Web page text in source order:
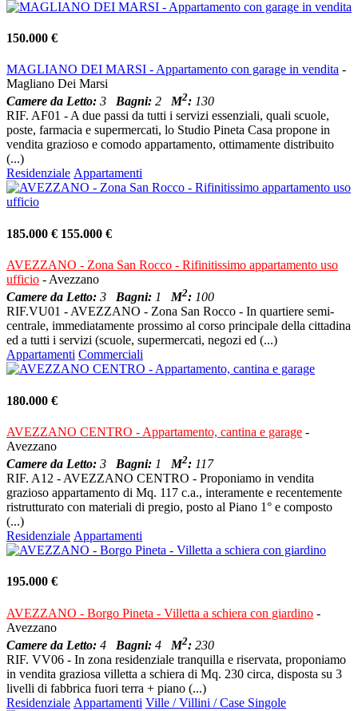
150.000 €
MAGLIANO DEI MARSI - Appartamento con garage in vendita -
Magliano Dei Marsi
Camere da Letto: 3 Bagni: 2M2: 130
RIF. AF01 - A due passi da tutti i servizi essenziali, quali scuole,
poste, farmacia e supermercati, lo Studio Pineta Casa propone in
vendita grazioso e comodo appartamento, ottimamente distribuito
(...)
Residenziale Appartamenti
185.000 € 155.000 €
AVEZZANO - Zona San Rocco - Rifinitissimo appartamento uso
ufficio - Avezzano
Camere da Letto: 3 Bagni: 1 M2: 100
RIF.VU01 - AVEZZANO - Zona San Rocco - In quartiere semi-
centrale, immediatamente prossimo al corso principale della cittadina
ed a tutti i servizi (scuole, supermercati, negozi ed (...)
Appartamenti Commerciali
180.000 €
AVEZZANO CENTRO - Appartamento, cantina e garage -
Avezzano
Camere da Letto: 3 Bagni: 1 M2: 117
RIF. A12 - AVEZZANO CENTRO - Proponiamo in vendita
grazioso appartamento di Mq. 117 c.a., interamente e recentemente
ristrutturato con materiali di pregio, posto al Piano 1° e composto
(...)
Residenziale Appartamenti
195.000 €
AVEZZANO - Borgo Pineta - Villetta a schiera con giardino -
Avezzano
Camere da Letto: 4 Bagni: 4 M2: 230
RIF. VV06 - In zona residenziale tranquilla e riservata, proponiamo
in vendita graziosa villetta a schiera di Mq. 230 circa, disposta su 3
livelli di fabbrica fuori terra + piano (...)
Residenziale Appartamenti Ville / Villini / Case Singole